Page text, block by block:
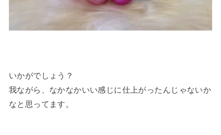
いかがでしょう？
我ながら、なかなかいい感じに仕上がったんじゃないか
なと思ってます。